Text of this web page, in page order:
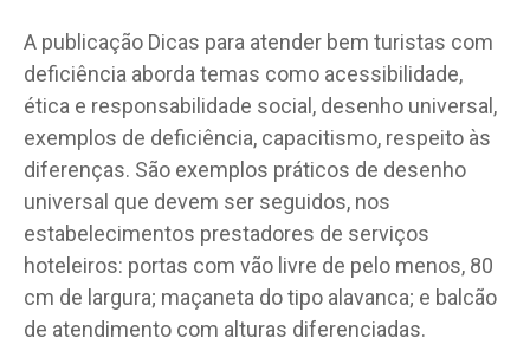
A publicação Dicas para atender bem turistas com
deficiência aborda temas como acessibilidade,
ética e responsabilidade social, desenho universal,
exemplos de deficiência, capacitismo, respeito às
diferenças. São exemplos práticos de desenho
universal que devem ser seguidos, nos
estabelecimentos prestadores de serviços
hoteleiros: portas com vão livre de pelo menos, 80
cm de largura; maçaneta do tipo alavanca; e balcão
de atendimento com alturas diferenciadas.